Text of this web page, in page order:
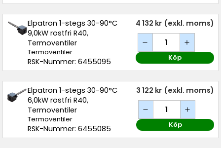
Elpatron 1-stegs 30-90°C
9,0kW rostfri R40,
Termoventiler
Termoventiler
RSK-Nummer: 6455095
4 132 kr (exkl. moms)
Köp
Elpatron 1-stegs 30-90°C
6,0kW rostfri R40,
Termoventiler
Termoventiler
RSK-Nummer: 6455085
3 122 kr (exkl. moms)
Köp